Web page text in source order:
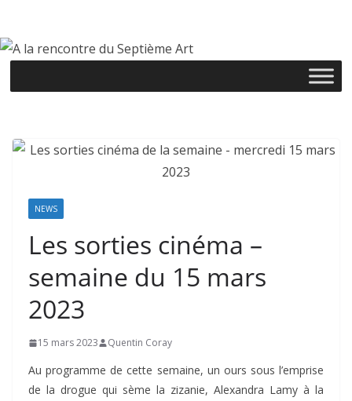
contenu
NEWS
Les sorties cinéma –
semaine du 15 mars
2023
15 mars 2023 Quentin Coray
Au programme de cette semaine, un ours sous l’emprise
de la drogue qui sème la zizanie, Alexandra Lamy à la